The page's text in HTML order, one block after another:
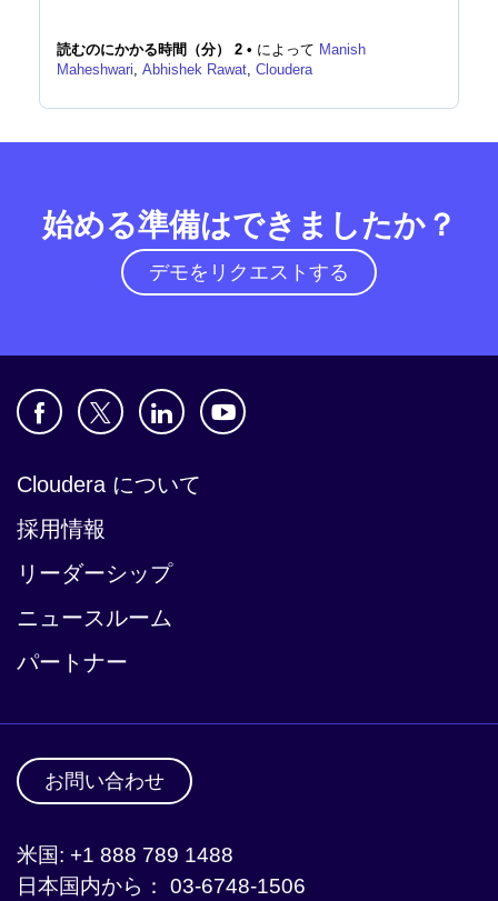
読むのにかかる時間（分） 2 • によって Manish
Maheshwari, Abhishek Rawat, Cloudera
始める準備はできましたか？
デモをリクエストする
Cloudera について
採用情報
リーダーシップ
ニュースルーム
パートナー
お問い合わせ
米国: +1 888 789 1488
日本国内から： 03-6748-1506